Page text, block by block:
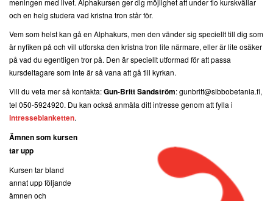
och en helg studera vad kristna tron står för.
Vem som helst kan gå en Alphakurs, men den vänder sig speciellt till dig som
är nyfiken på och vill utforska den kristna tron lite närmare, eller är lite osäker
på vad du egentligen tror på. Den är speciellt utformad för att passa
kursdeltagare som inte är så vana att gå till kyrkan.
Vill du veta mer så kontakta:Gun-Britt Sandström: gunbritt@sibbobetania.fi,
tel 050-5924920. Du kan också anmäla ditt intresse genom att fylla i
intresseblanketten.
Ämnen som kursen
tar upp
Kursen tar bland
annat upp följande
ämnen och